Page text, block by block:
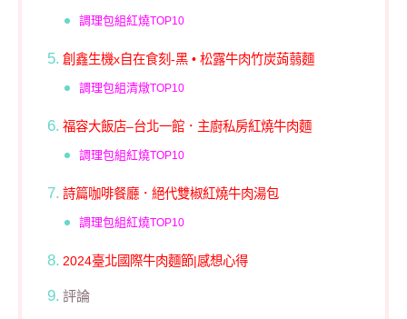
調理包組紅燒TOP10
創鑫生機x自在食刻-黑• 松露牛肉竹炭蒟蒻麵
調理包組清燉TOP10
福容大飯店–台北一館．主廚私房紅燒牛肉麵
調理包組紅燒TOP10
詩篇咖啡餐廳．絕代雙椒紅燒牛肉湯包
調理包組紅燒TOP10
2024臺北國際牛肉麵節|感想心得
評論